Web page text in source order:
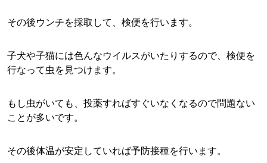
その後ウンチを採取して、検便を行います。
子犬や子猫には色んなウイルスがいたりするので、検便を
行なって虫を見つけます。
もし虫がいても、投薬すればすぐいなくなるので問題ない
ことが多いです。
その後体温が安定していれば予防接種を行います。